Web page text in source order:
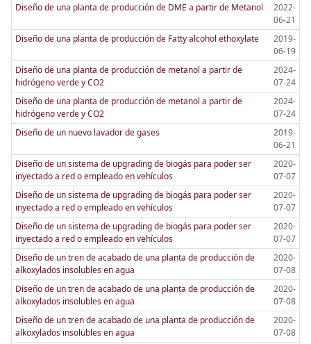
Diseño de una planta de producción de DME a partir de Metanol
2022-
06-21
Diseño de una planta de producción de Fatty alcohol ethoxylate
2019-
06-19
Diseño de una planta de producción de metanol a partir de
hidrógeno verde y CO2
2024-
07-24
Diseño de una planta de producción de metanol a partir de
hidrógeno verde y CO2
2024-
07-24
Diseño de un nuevo lavador de gases
2019-
06-21
Diseño de un sistema de upgrading de biogás para poder ser
inyectado a red o empleado en vehículos
2020-
07-07
Diseño de un sistema de upgrading de biogás para poder ser
inyectado a red o empleado en vehículos
2020-
07-07
Diseño de un sistema de upgrading de biogás para poder ser
inyectado a red o empleado en vehículos
2020-
07-07
Diseño de un tren de acabado de una planta de producción de
alkoxylados insolubles en agua
2020-
07-08
Diseño de un tren de acabado de una planta de producción de
alkoxylados insolubles en agua
2020-
07-08
Diseño de un tren de acabado de una planta de producción de
alkoxylados insolubles en agua
2020-
07-08